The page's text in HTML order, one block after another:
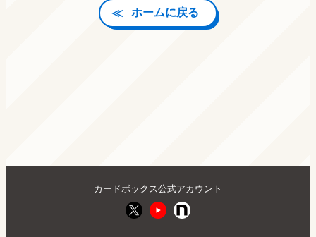
ホームに戻る
カードボックス公式アカウント